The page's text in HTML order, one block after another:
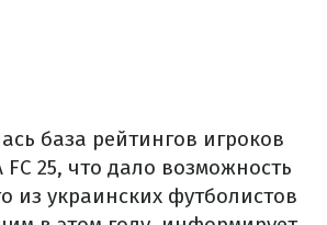
база рейтингов игроков
FC 25, что дало возможность
из украинских футболистов